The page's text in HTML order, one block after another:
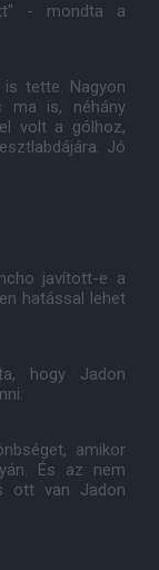
- mondta a
tette. Nagyon
ma is, néhány
volt a gólhoz,
Jó
javított-e a
hatással lehet
hogy Jadon
amikor
És az nem
ott van Jadon